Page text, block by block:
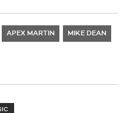
APEX MARTIN MIKE DEAN